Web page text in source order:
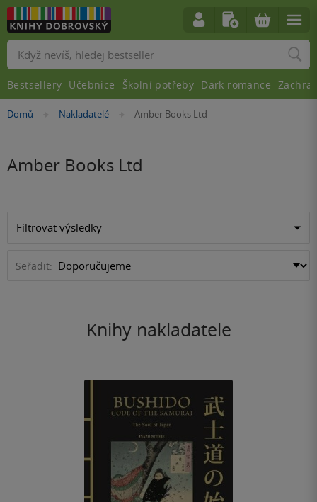
Nacházíte
Domů »
Nakladatelé »Amber Books Ltd
Amber Books Ltd
Filtrovat výsledky
Seřadit:
Knihy nakladatele
Vyhledávání
Bestsellery Učebnice Školní potřeby Dark romance